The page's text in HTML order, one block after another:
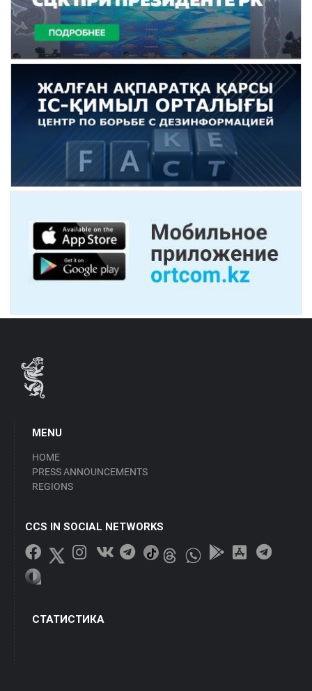
MENU
HOME
PRESS ANNOUNCEMENTS
REGIONS
CCS IN SOCIAL NETWORKS
СТАТИСТИКА